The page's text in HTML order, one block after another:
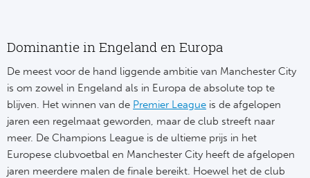
Dominantie in Engeland en Europa
De meest voor de hand liggende ambitie van Manchester City
is om zowel in Engeland als in Europa de absolute top te
blijven. Het winnen van de Premier League is de afgelopen
jaren een regelmaat geworden, maar de club streeft naar
meer. De Champions League is de ultieme prijs in het
Europese clubvoetbal en Manchester City heeft de afgelopen
jaren meerdere malen de finale bereikt. Hoewel het de club